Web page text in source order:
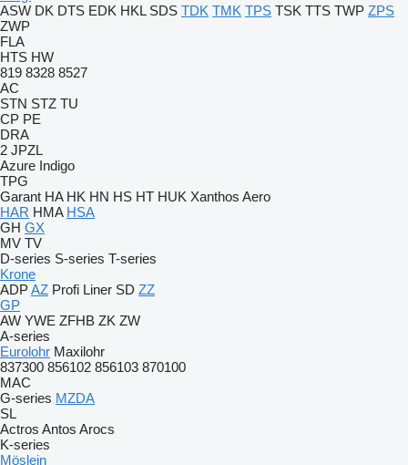
ASW DK DTS EDK HKL SDS TDK TMK TPS TSK TTS TWP ZPS
ZWP
FLA
HTS HW
819 8328 8527
AC
STN STZ TU
CP PE
DRA
2 JPZL
Azure Indigo
TPG
Garant HA HK HN HS HT HUK Xanthos Aero
HAR HMA HSA
GH GX
MV TV
D-series S-series T-series
Krone
ADPAZ Profi Liner SD ZZ
GP
AW YWE ZFHB ZK ZW
A-series
Eurolohr Maxilohr
837300 856102 856103 870100
MAC
G-series MZDA
SL
Actros Antos Arocs
K-series
Möslein